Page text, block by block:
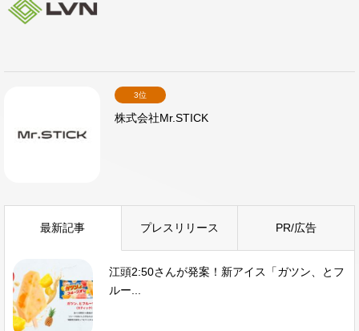
3位
株式会社Mr.STICK
最新記事 プレスリリース PR/広告
江頭2:50さんが発案！新アイス「ガツン、とフ
ルー...